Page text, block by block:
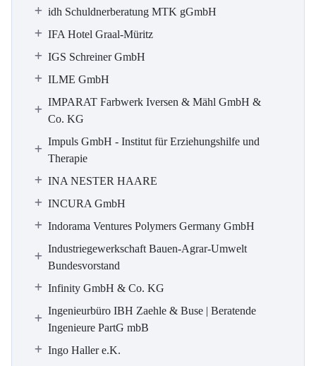
idh Schuldnerberatung MTK gGmbH
IFA Hotel Graal-Müritz
IGS Schreiner GmbH
ILME GmbH
IMPARAT Farbwerk Iversen & Mähl GmbH &
Co. KG
Impuls GmbH - Institut für Erziehungshilfe und
Therapie
INA NESTER HAARE
INCURA GmbH
Indorama Ventures Polymers Germany GmbH
Industriegewerkschaft Bauen-Agrar-Umwelt
Bundesvorstand
Infinity GmbH & Co. KG
Ingenieurbüro IBH Zaehle & Buse | Beratende
Ingenieure PartG mbB
Ingo Haller e.K.